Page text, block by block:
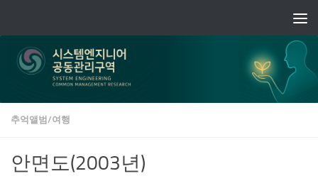
추억앨범/여행
안면도(2003년)